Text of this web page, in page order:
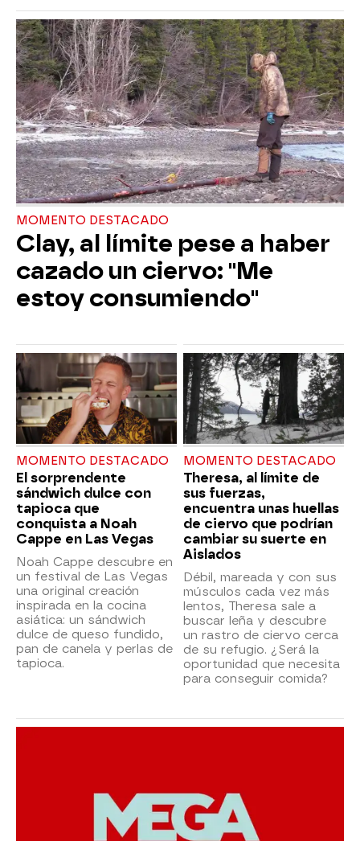
MOMENTO DESTACADO
Clay, al límite pese a haber
cazado un ciervo: "Me
estoy consumiendo"
MOMENTO DESTACADO
El sorprendente
sándwich dulce con
tapioca que
conquista a Noah
Cappe en Las Vegas
Noah Cappe descubre en
un festival de Las Vegas
una original creación
inspirada en la cocina
asiática: un sándwich
dulce de queso fundido,
pan de canela y perlas de
tapioca.
MOMENTO DESTACADO
Theresa, al límite de
sus fuerzas,
encuentra unas huellas
de ciervo que podrían
cambiar su suerte en
Aislados
Débil, mareada y con sus
músculos cada vez más
lentos, Theresa sale a
buscar leña y descubre
un rastro de ciervo cerca
de su refugio. ¿Será la
oportunidad que necesita
para conseguir comida?